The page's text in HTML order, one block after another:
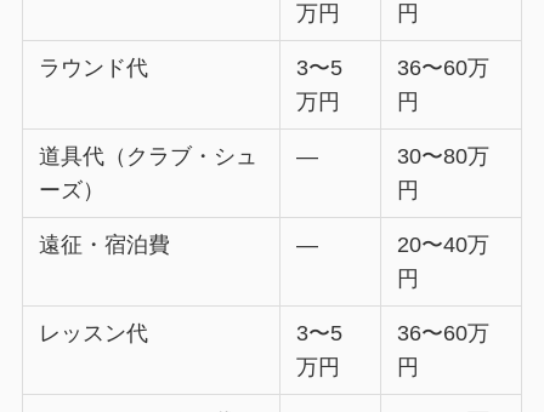
万円
円
ラウンド代
3〜5
万円
36〜60万
円
道具代（クラブ・シュ
ーズ）
—
30〜80万
円
遠征・宿泊費 —
20〜40万
円
レッスン代
3〜5
万円
36〜60万
円